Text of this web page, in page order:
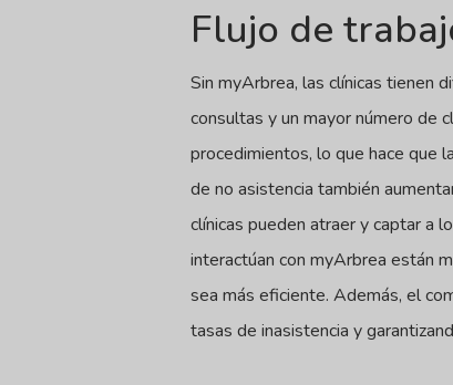
Flujo de
Sin myArbrea, las clínicas tienen
consultas y un mayor número de
procedimientos, lo que hace que
de no asistencia también
clínicas pueden atraer y captar a
interactúan con myArbrea están
sea más eficiente. Además, el
tasas de inasistencia y